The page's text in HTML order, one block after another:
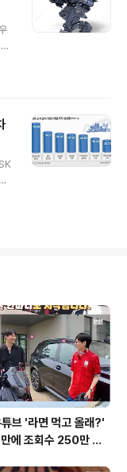
습
2
브 '라면 먹고 올래?'
에 조회수 250만 돌